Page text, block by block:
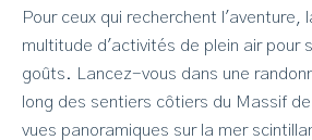
Pour ceux qui recherchent l'aventure,
multitude d'activités de plein air pour
goûts. Lancez-vous dans une
long des sentiers côtiers du Massif
vues panoramiques sur la mer